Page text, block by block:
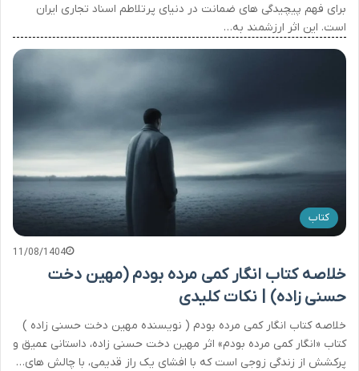
برای فهم پیچیدگی های ضمانت در دنیای پرتلاطم اسناد تجاری ایران
است. این اثر ارزشمند به…
کتاب
11/08/1404
خلاصه کتاب انگار کمی مرده بودم (مهین دخت
حسنی زاده) | نکات کلیدی
خلاصه کتاب انگار کمی مرده بودم ( نویسنده مهین دخت حسنی زاده )
کتاب «انگار کمی مرده بودم» اثر مهین دخت حسنی زاده، داستانی عمیق و
پرکشش از زندگی زوجی است که با افشای یک راز قدیمی، با چالش های…